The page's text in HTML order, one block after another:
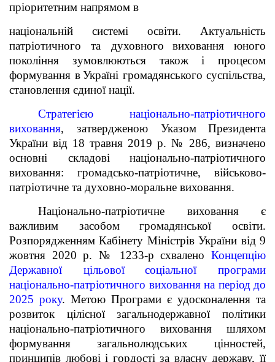
пріоритетним напрямом в
національній системі освіти. Актуальність
патріотичного та духовного
виховання юного
покоління зумовлюються також і процесом
формування в Україні громадянського суспільства,
становлення єдиної нації.
Стратегією національно-патріотичного
виховання, затвердженою Указом
Президента
України від 18 травня 2019 р. № 286, визначено
основні складові
національно-патріотичного
виховання: громадсько-патріотичне, військово-
патріотичне та духовно-моральне виховання.
Національно-патріотичне виховання є
важливим засобом
громадянської освіти.
Розпорядженням Кабінету Міністрів України від 9
жовтня 2020 р. № 1233-р схвалено Концепцію
Державної цільової
соціальної програми
національно-патріотичного виховання на період до
2025 року. Метою Програми є удосконалення та
розвиток цілісної загальнодержавної політики
національно-патріотичного виховання шляхом
формування загальнолюдських цінностей,
принципів любові і гордості за власну державу, її